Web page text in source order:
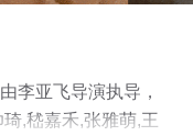
李亚飞导演执导，
,嵇嘉禾,张雅萌,王